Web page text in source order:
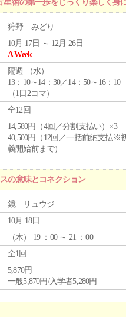
術の第一歩をじっくり楽しく身
狩野 みどり
10月 17日 ～ 12月 26日
A Week
隔週 （水）
13：10～14：30／14：50～16：10
（1日2コマ）
全12回
14,580円（4回／分割支払い）×3
40,500円（12回／一括前納支払※
義開始前まで）
の意味とコネクション
鏡 リュウジ
10月 18日
（木） 19 ：00 ～ 21 ：00
全1回
5,870円
一般5,870円/入学者5,280円